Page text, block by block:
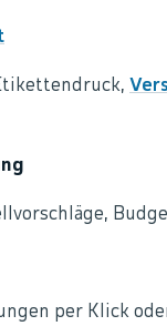
per Klick